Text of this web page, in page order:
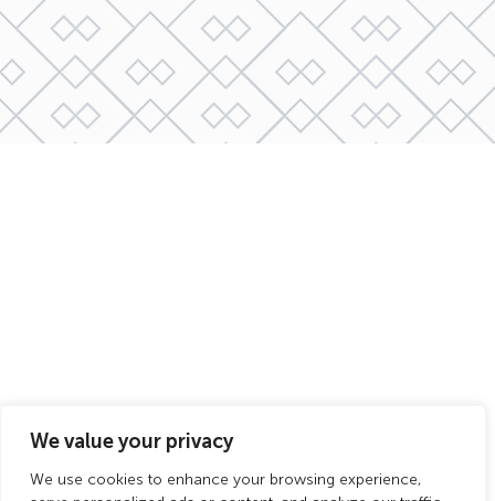
We value your privacy
We use cookies to enhance your browsing experience,
CGV
Mentions
légales
Politique de
confidentialité
Plan de
site